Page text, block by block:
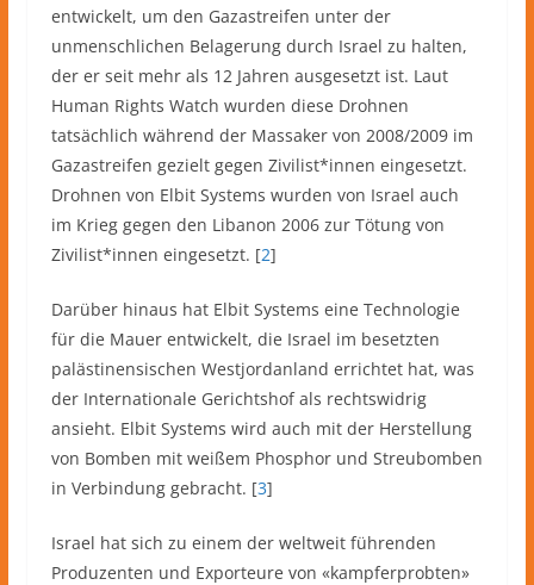
entwickelt, um den Gazastreifen unter der
unmenschlichen Belagerung durch Israel zu halten,
der er seit mehr als 12 Jahren ausgesetzt ist. Laut
Human Rights Watch wurden diese Drohnen
tatsächlich während der Massaker von 2008/2009 im
Gazastreifen gezielt gegen Zivilist*innen eingesetzt.
Drohnen von Elbit Systems wurden von Israel auch
im Krieg gegen den Libanon 2006 zur Tötung von
Zivilist*innen eingesetzt. [2]
Darüber hinaus hat Elbit Systems eine Technologie
für die Mauer entwickelt, die Israel im besetzten
palästinensischen Westjordanland errichtet hat, was
der Internationale Gerichtshof als rechtswidrig
ansieht. Elbit Systems wird auch mit der Herstellung
von Bomben mit weißem Phosphor und Streubomben
in Verbindung gebracht. [3]
Israel hat sich zu einem der weltweit führenden
Produzenten und Exporteure von «kampferprobten»